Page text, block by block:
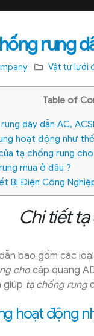
rung
Vật tư lưới
Table of
dây dẫn AC,
hoạt động như
tạ chống rung
mua ở đâu ?
Bị Điện Công
Chi tiết tạ
bao gồm các
chocáp quang
giúp tạ chống rung
hoạt động